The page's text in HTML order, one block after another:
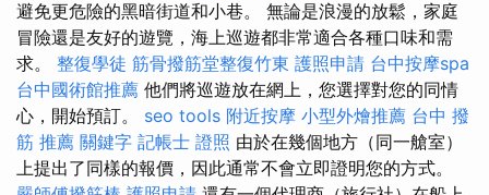
避免更危險的黑暗街道和小巷。 無論是浪漫的放鬆，家庭
冒險還是友好的遊覽，海上巡遊都非常適合各種口味和需
求。 整復學徒 筋骨撥筋堂整復竹東 護照申請 台中按摩spa
台中國術館推薦 他們將巡遊放在網上，您選擇對您的同情
心，開始預訂。 seo tools 附近按摩 小型外燴推薦 台中 撥
筋 推薦 關鍵字 記帳士 證照 由於在幾個地方（同一艙室）
上提出了同樣的報價，因此通常不會立即證明您的方式。